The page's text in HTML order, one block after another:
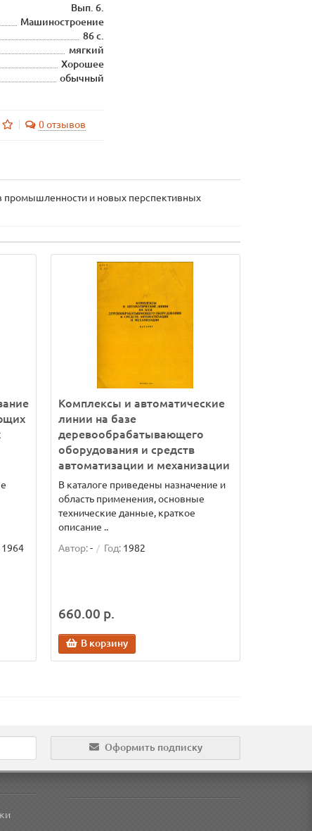
Вып. 6.
Машиностроение
86 с.
мягкий
Хорошее
обычный
0 отзывов
и новых перспективных
1964
Комплексы и автоматические
линии на базе
деревообрабатывающего
оборудования и средств
автоматизации и механизации
В каталоге приведены назначение и
область применения, основные
технические данные, краткое
описание ..
Автор:- Год: 1982
660.00 р.
В корзину
Оформить подписку